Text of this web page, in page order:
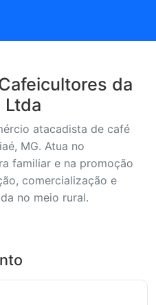
da
Ltda
atacadista de café
MG. Atua no
familiar e na promoção
comercialização e
no meio rural.